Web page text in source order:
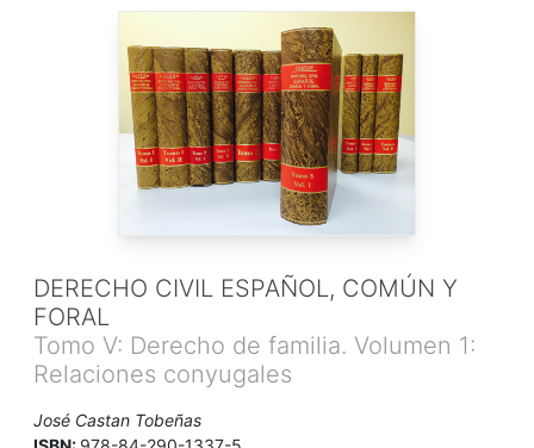
DERECHO CIVIL ESPAÑOL, COMÚN Y
FORAL
Tomo V: Derecho de familia. Volumen 1:
Relaciones conyugales
José Castan Tobeñas